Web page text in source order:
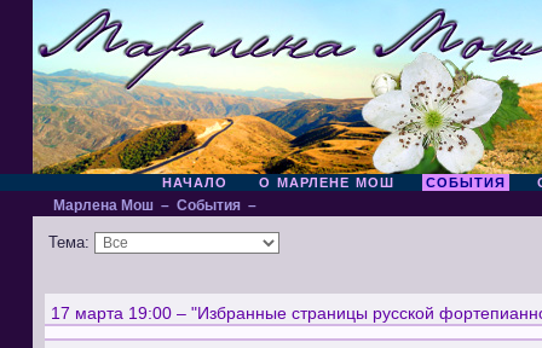
НАЧАЛО О МАРЛЕНЕ МОШ СОБЫТИЯ
Марлена Мош – События –
Тема:
17 марта 19:00 – "Избранные страницы русской